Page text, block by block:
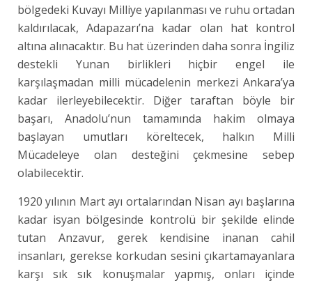
bölgedeki Kuvayı Milliye yapılanması ve ruhu ortadan
kaldırılacak, Adapazarı’na kadar olan hat kontrol
altına alınacaktır. Bu hat üzerinden daha sonra İngiliz
destekli Yunan birlikleri hiçbir engel ile
karşılaşmadan milli mücadelenin merkezi Ankara’ya
kadar ilerleyebilecektir. Diğer taraftan böyle bir
başarı, Anadolu’nun tamamında hakim olmaya
başlayan umutları köreltecek, halkın Milli
Mücadeleye olan desteğini çekmesine sebep
olabilecektir.
1920 yılının Mart ayı ortalarından Nisan ayı başlarına
kadar isyan bölgesinde kontrolü bir şekilde elinde
tutan Anzavur, gerek kendisine inanan cahil
insanları, gerekse korkudan sesini çıkartamayanlara
karşı sık sık konuşmalar yapmış, onları içinde